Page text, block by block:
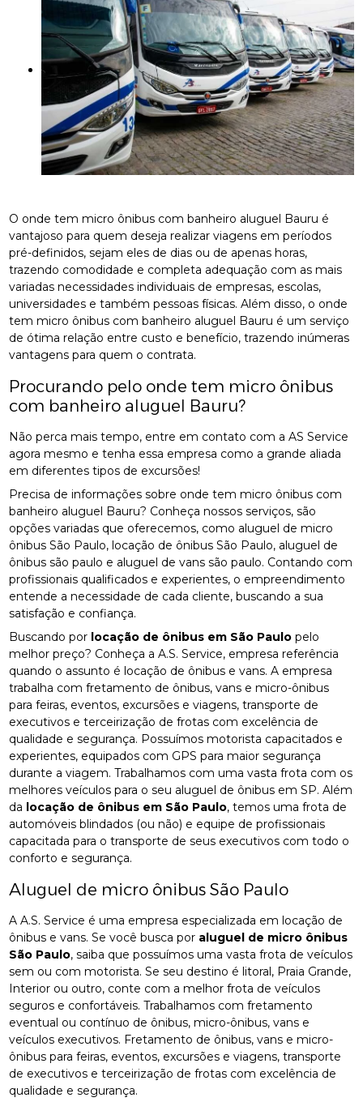
O onde tem micro ônibus com banheiro aluguel Bauru é
vantajoso para quem deseja realizar viagens em períodos
pré-definidos, sejam eles de dias ou de apenas horas,
trazendo comodidade e completa adequação com as mais
variadas necessidades individuais de empresas, escolas,
universidades e também pessoas físicas. Além disso, o onde
tem micro ônibus com banheiro aluguel Bauru é um serviço
de ótima relação entre custo e benefício, trazendo inúmeras
vantagens para quem o contrata.
Procurando pelo onde tem micro ônibus
com banheiro aluguel Bauru?
Não perca mais tempo, entre em contato com a AS Service
agora mesmo e tenha essa empresa como a grande aliada
em diferentes tipos de excursões!
Precisa de informações sobre onde tem micro ônibus com
banheiro aluguel Bauru? Conheça nossos serviços, são
opções variadas que oferecemos, como aluguel de micro
ônibus São Paulo, locação de ônibus São Paulo, aluguel de
ônibus são paulo e aluguel de vans são paulo. Contando com
profissionais qualificados e experientes, o empreendimento
entende a necessidade de cada cliente, buscando a sua
satisfação e confiança.
Buscando por locação de ônibus em São Paulo pelo
melhor preço? Conheça a A.S. Service, empresa referência
quando o assunto é locação de ônibus e vans. A empresa
trabalha com fretamento de ônibus, vans e micro-ônibus
para feiras, eventos, excursões e viagens, transporte de
executivos e terceirização de frotas com excelência de
qualidade e segurança. Possuímos motorista capacitados e
experientes, equipados com GPS para maior segurança
durante a viagem. Trabalhamos com uma vasta frota com os
melhores veículos para o seu aluguel de ônibus em SP. Além
da locação de ônibus em São Paulo, temos uma frota de
automóveis blindados (ou não) e equipe de profissionais
capacitada para o transporte de seus executivos com todo o
conforto e segurança.
Aluguel de micro ônibus São Paulo
A A.S. Service é uma empresa especializada em locação de
ônibus e vans. Se você busca por aluguel de micro ônibus
São Paulo, saiba que possuímos uma vasta frota de veículos
sem ou com motorista. Se seu destino é litoral, Praia Grande,
Interior ou outro, conte com a melhor frota de veículos
seguros e confortáveis. Trabalhamos com fretamento
eventual ou contínuo de ônibus, micro-ônibus, vans e
veículos executivos. Fretamento de ônibus, vans e micro-
ônibus para feiras, eventos, excursões e viagens, transporte
de executivos e terceirização de frotas com excelência de
qualidade e segurança.